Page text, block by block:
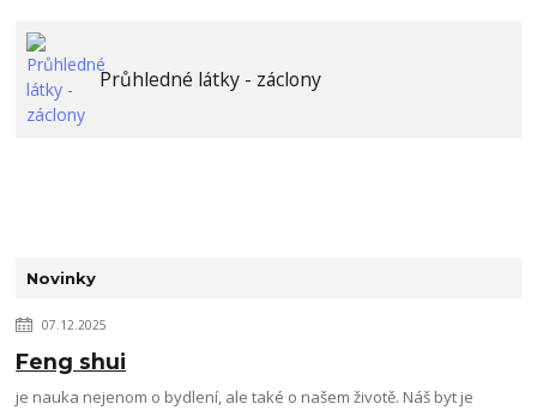
Průhledné látky - záclony
Novinky
07.12.2025
Feng shui
je nauka nejenom o bydlení, ale také o našem životě. Náš byt je